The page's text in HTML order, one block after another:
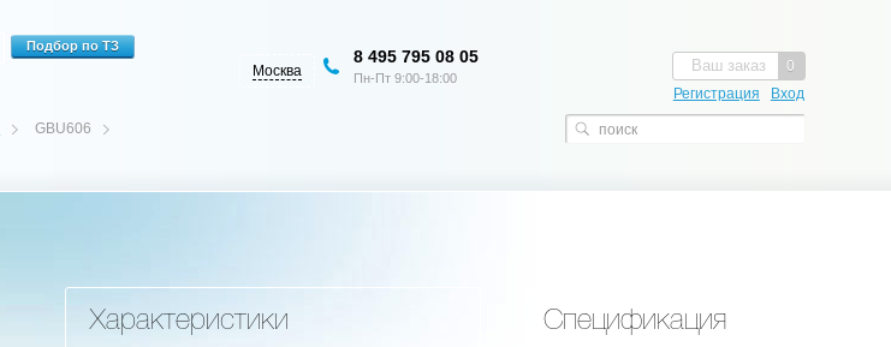
0
Ваш заказ
Регистрация Вход
Москва
8 495 795 08 05
Пн-Пт 9:00-18:00
GBU606
Характеристики Спецификация